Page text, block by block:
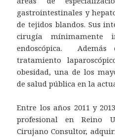
gastrointestinales y
de tejidos blandos. Sus
cirugía
endoscópica.
tratamiento
obesidad, una de los
de salud pública en la
Entre los años 2011 y
profesional en Reino
Cirujano Consultor,